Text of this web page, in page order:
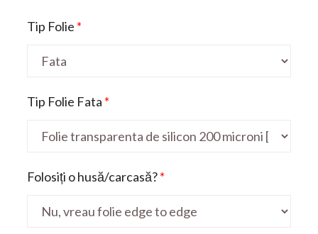
Tip Folie *
Tip Folie Fata *
Folosiți o husă/carcasă?*